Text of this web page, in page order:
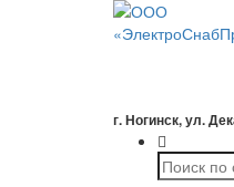
г. Ногинск, ул.